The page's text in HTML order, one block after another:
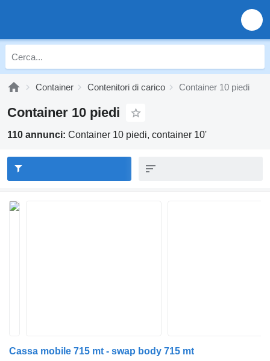
Container Contenitori di carico Container 10 piedi
Container 10 piedi
110 annunci: Container 10 piedi, container 10'
Cassa mobile 715 mt - swap body 715 mt